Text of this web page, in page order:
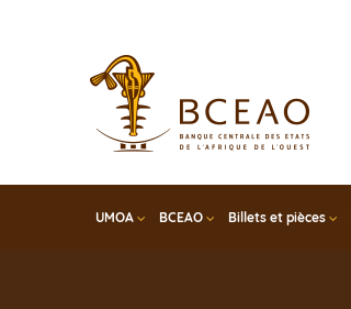
UMOA BCEAO Billets et pièces